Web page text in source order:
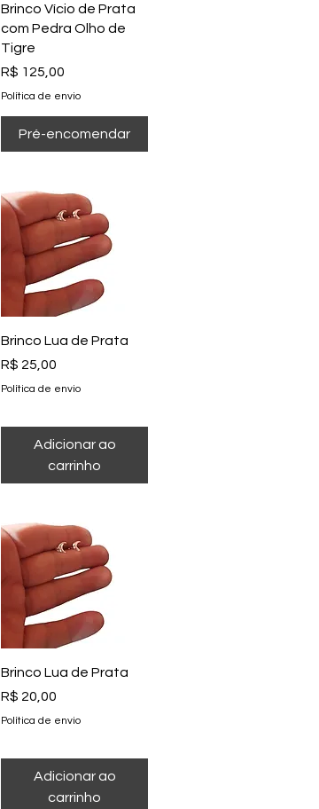
Visualização rápida
Brinco Vício de Prata
com Pedra Olho de
Tigre
Preço
R$ 125,00
Política de envio
Pré-encomendar
Visualização rápida
Brinco Lua de Prata
Preço
R$ 25,00
Política de envio
Adicionar ao
carrinho
Visualização rápida
Brinco Lua de Prata
Preço
R$ 20,00
Política de envio
Adicionar ao
carrinho